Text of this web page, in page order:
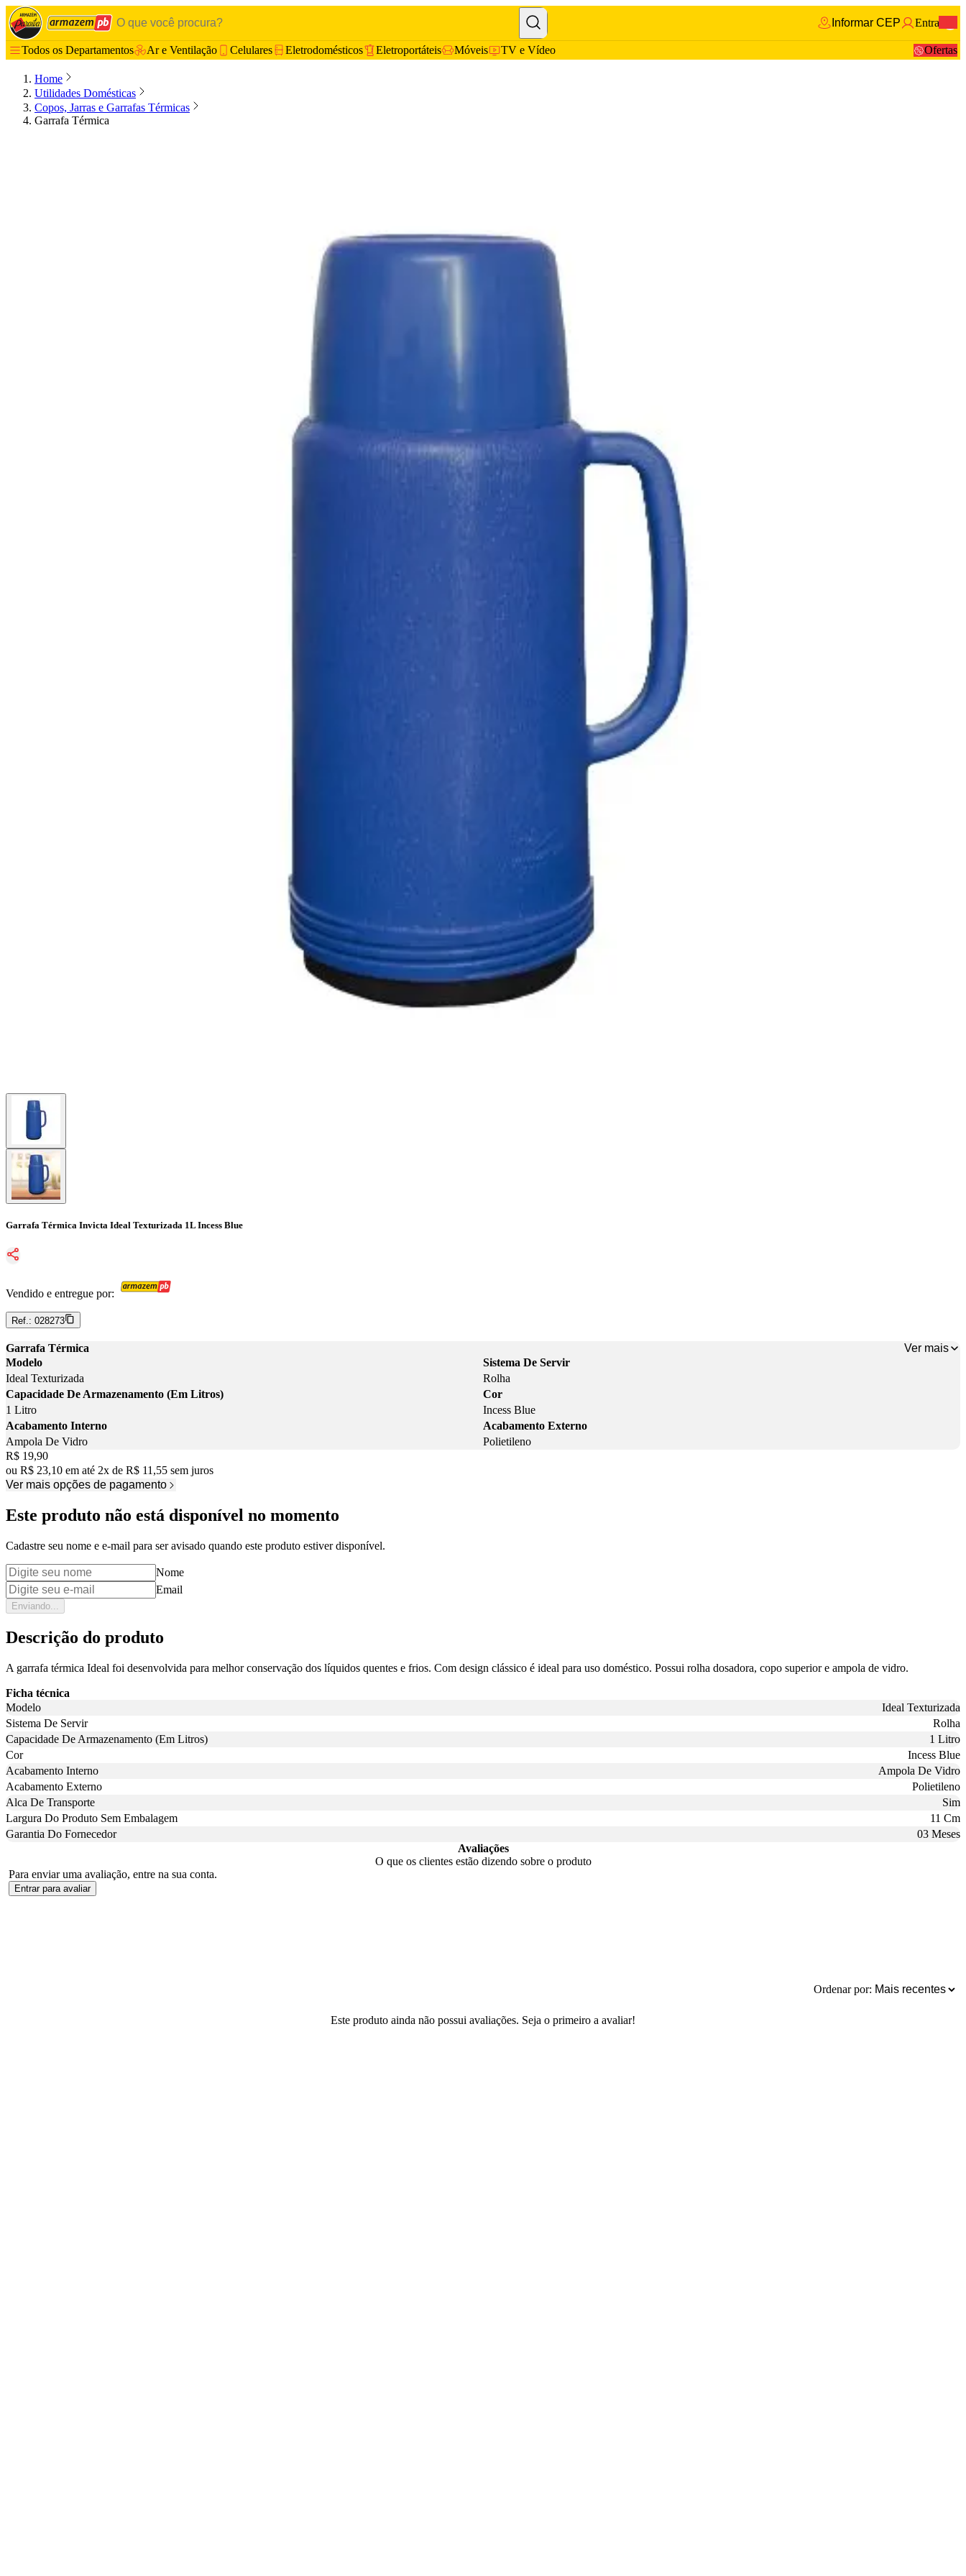
Informar CEP Entrar
Todos os Departamentos Ar e Ventilação Celulares Eletrodomésticos Eletroportáteis Móveis TV e Vídeo Ofertas
Home
Utilidades Domésticas
Copos, Jarras e Garrafas Térmicas
Garrafa Térmica
Garrafa Térmica Invicta Ideal Texturizada 1L Incess Blue
Vendido e entregue por:
Ref.: 028273
Garrafa Térmica
Ver mais
Modelo
Ideal Texturizada
Sistema De Servir
Rolha
Capacidade De Armazenamento (Em Litros)
1 Litro
Cor
Incess Blue
Acabamento Interno
Ampola De Vidro
Acabamento Externo
Polietileno
Price:
R$ 19,90
ou R$ 23,10 em até 2x de R$ 11,55 sem juros
Ver mais opções de pagamento
Este produto não está disponível no momento
Cadastre seu nome e e-mail para ser avisado quando este produto estiver disponível.
Nome
Email
Enviando...
Descrição do produto
A garrafa térmica Ideal foi desenvolvida para melhor conservação dos líquidos quentes e frios. Com design clássico é ideal para uso doméstico. Possui rolha dosadora, copo superior e ampola de vidro.
Ficha técnica
Modelo
Ideal Texturizada
Sistema De Servir
Rolha
Capacidade De Armazenamento (Em Litros)
1 Litro
Cor
Incess Blue
Acabamento Interno
Ampola De Vidro
Acabamento Externo
Polietileno
Alca De Transporte
Sim
Largura Do Produto Sem Embalagem
11 Cm
Garantia Do Fornecedor
03 Meses
Avaliações
O que os clientes estão dizendo sobre o produto
Para enviar uma avaliação, entre na sua conta.
Entrar para avaliar
Ordenar por:
Este produto ainda não possui avaliações. Seja o primeiro a avaliar!